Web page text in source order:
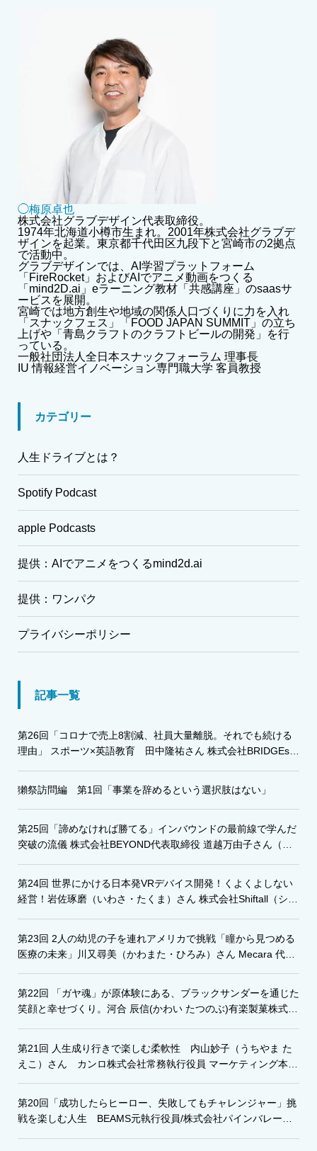
◯梅原卓也
株式会社グラブデザイン代表取締役。
1974年北海道小樽市生まれ。2001年株式会社グラブデ
ザインを起業。東京都千代田区九段下と宮崎市の2拠点
で活動中。
グラブデザインでは、AI学習プラットフォーム
「FireRocket」およびAIでアニメ動画をつくる
「mind2D.ai」eラーニング教材「共感講座」のsaasサ
ービスを展開。
宮崎では地方創生や地域の関係人口づくりに力を入れ
「スナックフェス」「FOOD JAPAN SUMMIT」の立ち
上げや「青島クラフトのクラフトビールの開発」を行
っている。
一般社団法人全日本スナックフォーラム 理事長
IU 情報経営イノベーション専門職大学 客員教授
カテゴリー
人生ドライブとは？
Spotify Podcast
apple Podcasts
提供：AIでアニメをつくるmind2d.ai
提供：ワンパク
プライバシーポリシー
記事一覧
第26回「コロナで売上8割減、社員大量離脱。それでも続ける
理由」 スポーツ×英語教育 田中隆祐さん 株式会社BRIDGEs・
獺祭訪問編 第1回「事業を辞めるという選択肢はない」
第25回「諦めなければ勝てる」インバウンドの最前線で学んだ
突破の流儀 株式会社BEYOND代表取締役 道越万由子さん（み
第24回 世界にかける日本発VRデバイス開発！くよくよしない
経営！岩佐琢磨（いわさ・たくま）さん 株式会社Shiftall（シフ
第23回 2人の幼児の子を連れアメリカで挑戦「瞳から見つめる
医療の未来」川又尋美（かわまた・ひろみ）さん Mecara 代表
第22回 「ガヤ魂」が原体験にある、ブラックサンダーを通じた
笑顔と幸せづくり。河合 辰信(かわい たつのぶ)有楽製菓株式会
第21回 人生成り行きで楽しむ柔軟性 内山妙子（うちやま た
えこ）さん カンロ株式会社常務執行役員 マーケティング本部
第20回「成功したらヒーロー、失敗してもチャレンジャー」挑
戦を楽しむ人生 BEAMS元執行役員/株式会社パインバレー代